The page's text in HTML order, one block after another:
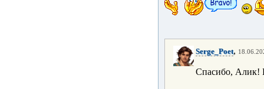
Serge_Poet,
Спасибо,